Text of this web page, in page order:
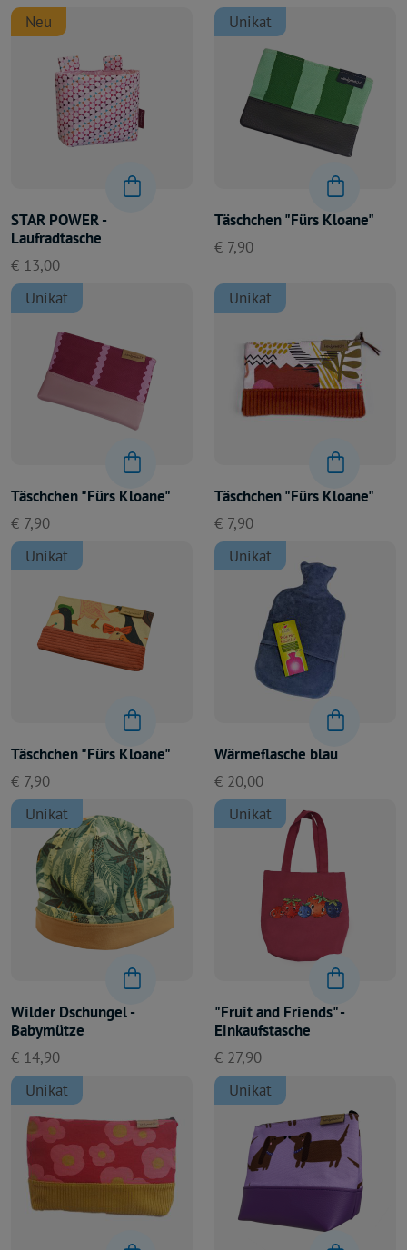
Unikat
"Fruit and Friends" -
Einkaufstasche
€ 27,90
Unikat
Unikat
Neu
STAR POWER -
Laufradtasche
€ 13,00
Unikat
Täschchen "Fürs Kloane"
€ 7,90
Unikat
Täschchen "Fürs Kloane"
€ 7,90
Unikat
Täschchen "Fürs Kloane"
€ 7,90
Unikat
Täschchen "Fürs Kloane"
€ 7,90
Unikat
Wärmeflasche blau
€ 20,00
Unikat
Wilder Dschungel -
Babymütze
€ 14,90